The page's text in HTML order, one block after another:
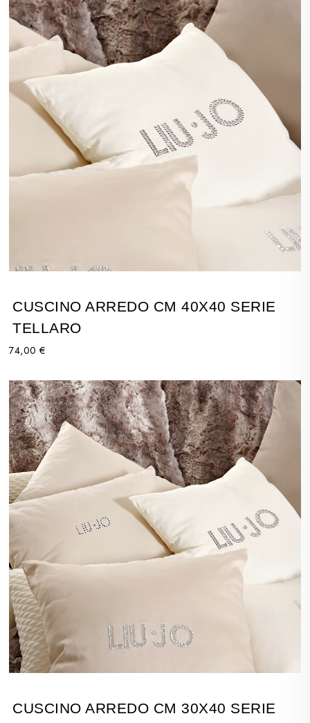
CUSCINO ARREDO CM 40X40 SERIE
TELLARO
74,00 €
CUSCINO ARREDO CM 30X40 SERIE